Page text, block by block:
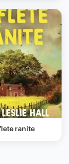
ranite